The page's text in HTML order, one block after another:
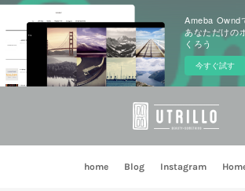
Ameba Ownd
あなただけの
くろう
今すぐ試す
home Blog Instagram